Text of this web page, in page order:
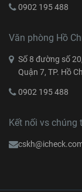
0902 195 488
Văn phòng Hồ
Số 8 đường số
Quận 7, TP. Hồ
0902 195 488
Kết nối vs chúng